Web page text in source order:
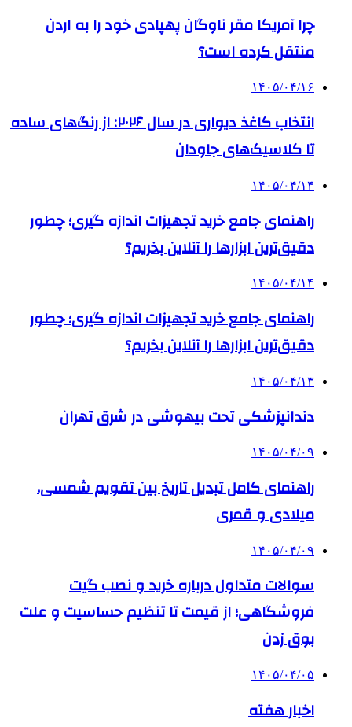
چرا آمریکا مقر ناوگان پهپادی خود را به اردن
منتقل کرده است؟
۱۴۰۵/۰۴/۱۶
انتخاب کاغذ دیواری در سال ۲۰۲۶: از رنگ‌های ساده
تا کلاسیک‌های جاودان
۱۴۰۵/۰۴/۱۴
راهنمای جامع خرید تجهیزات اندازه گیری؛ چطور
دقیق‌ترین ابزارها را آنلاین بخریم؟
۱۴۰۵/۰۴/۱۴
راهنمای جامع خرید تجهیزات اندازه گیری؛ چطور
دقیق‌ترین ابزارها را آنلاین بخریم؟
۱۴۰۵/۰۴/۱۳
دندانپزشکی تحت بیهوشی در شرق تهران
۱۴۰۵/۰۴/۰۹
راهنمای کامل تبدیل تاریخ بین تقویم شمسی،
میلادی و قمری
۱۴۰۵/۰۴/۰۹
سوالات متداول درباره خرید و نصب گیت
فروشگاهی؛ از قیمت تا تنظیم حساسیت و علت
بوق زدن
۱۴۰۵/۰۴/۰۵
اخبار هفته